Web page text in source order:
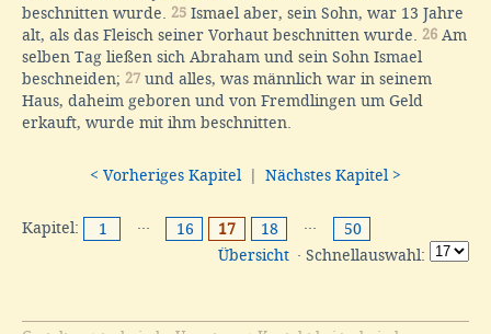
beschnitten wurde. 25 Ismael aber, sein Sohn, war 13 Jahre
alt, als das Fleisch seiner Vorhaut beschnitten wurde. 26 Am
selben Tag ließen sich Abraham und sein Sohn Ismael
beschneiden; 27 und alles, was männlich war in seinem
Haus, daheim geboren und von Fremdlingen um Geld
erkauft, wurde mit ihm beschnitten.
< Vorheriges Kapitel Nächstes Kapitel >
Kapitel: 1 ··· 16 17 18 ···
50
Übersicht · Schnellauswahl: